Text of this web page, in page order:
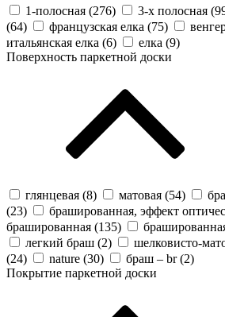
1-полосная (276) 3-х полосная (
(64) французская елка (75)
итальянская елка (6) елка (9)
Поверхность паркетной доски
глянцевая (8) матовая (54)
(23) брашированная, эффект
брашированная (135)
легкий браш (2) шелковисто-
(24) nature (30) браш – br (2)
Покрытие паркетной доски